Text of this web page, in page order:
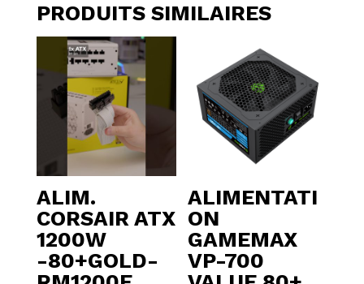
PRODUITS SIMILAIRES
ALIM.
CORSAIR ATX
1200W
-80+GOLD-
ALIMENTATI
ON
GAMEMAX
VP-700